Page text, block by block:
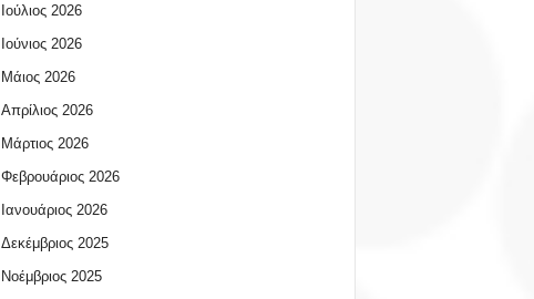
Ιούλιος 2026
Ιούνιος 2026
Μάιος 2026
Απρίλιος 2026
Μάρτιος 2026
Φεβρουάριος 2026
Ιανουάριος 2026
Δεκέμβριος 2025
Νοέμβριος 2025